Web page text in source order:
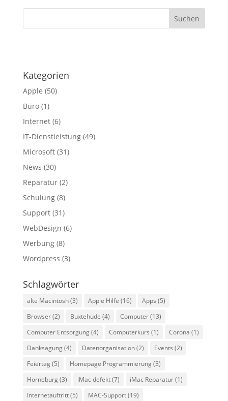
Kategorien
Apple (50)
Büro(1)
Internet(6)
IT-Dienstleistung(49)
Microsoft(31)
News (30)
Reparatur(2)
Schulung(8)
Support(31)
WebDesign (6)
Werbung(8)
Wordpress (3)
Schlagwörter
alte Macintosh(3) Apple Hilfe (16) Apps (5)
Browser(2) Buxtehude (4) Computer(13)
Computer Entsorgung(4) Computerkurs (1) Corona (1)
Danksagung(4) Datenorganisation(2) Events (2)
Feiertag(5) Homepage Programmierung(3)
Horneburg(3) iMac defekt(7) iMac Reparatur(1)
Internetauftritt(5) MAC-Support(19)